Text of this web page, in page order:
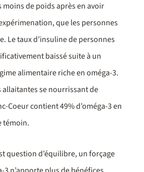
de poids après en avoir
que les personnes
Le taux d’insuline de personnes
baissé suite à un
alimentaire riche en oméga-3.
allaitantes se nourrissant de
Coeur contient 49% d’oméga-3 en
témoin.
question d’équilibre, un forçage